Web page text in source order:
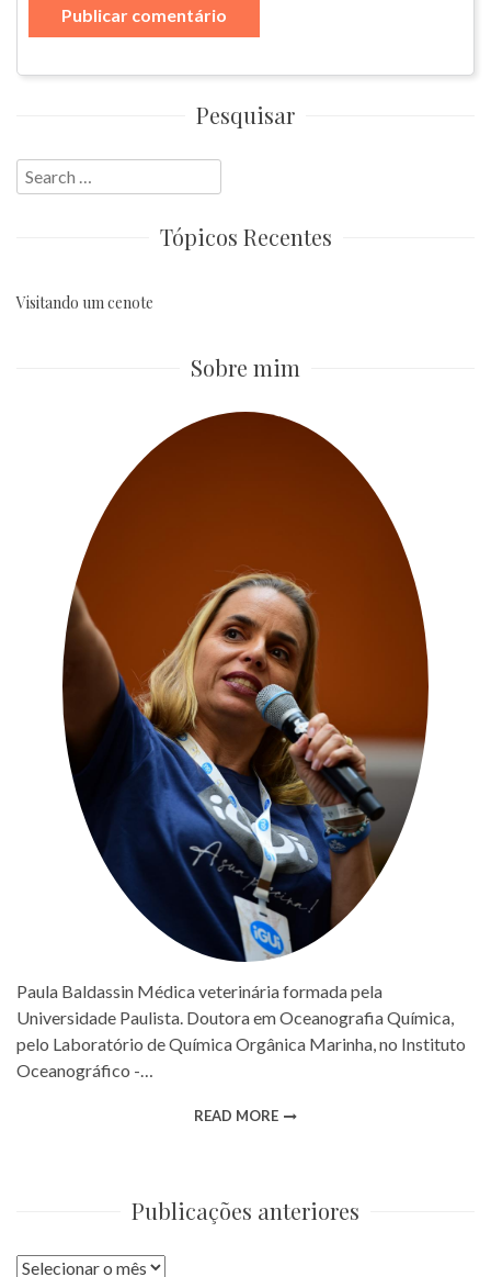
Pesquisar
Search
for:
Tópicos Recentes
Visitando um cenote
Sobre mim
Paula Baldassin Médica veterinária formada pela
Universidade Paulista. Doutora em Oceanografia Química,
pelo Laboratório de Química Orgânica Marinha, no Instituto
Oceanográfico -…
READ MORE
Publicações anteriores
Publicações